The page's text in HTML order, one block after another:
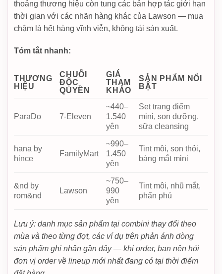
thoảng thương hiệu còn tung các bản hợp tác giới hạn
thời gian với các nhãn hàng khác của Lawson — mua
chậm là hết hàng vĩnh viễn, không tái sản xuất.
Tóm tắt nhanh:
THƯƠNG
HIỆU
CHUỖI
ĐỘC
QUYỀN
GIÁ
THAM
KHẢO
SẢN PHẨM NỔI
BẬT
ParaDo 7-Eleven
~440–
1.540
yên
Set trang điểm
mini, son dưỡng,
sữa cleansing
hana by
hince
FamilyMart
~990–
1.450
yên
Tint môi, son thỏi,
bảng mắt mini
&nd by
rom&nd
Lawson
~750–
990
yên
Tint môi, nhũ mắt,
phấn phủ
Lưu ý: danh mục sản phẩm tại combini thay đổi theo
mùa và theo từng đợt, các ví dụ trên phản ánh dòng
sản phẩm ghi nhận gần đây — khi order, bạn nên hỏi
đơn vị order về lineup mới nhất đang có tại thời điểm